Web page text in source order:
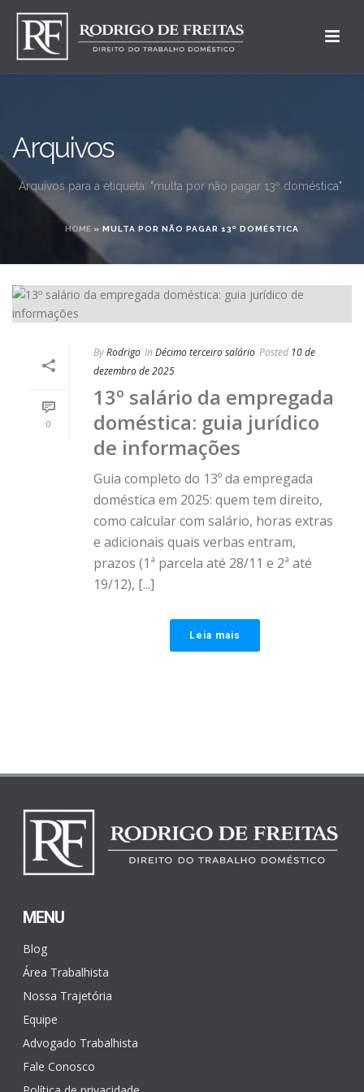
Arquivos
Arquivos para a etiqueta: "multa por não pagar 13º doméstica"
HOME » MULTA POR NÃO PAGAR 13º DOMÉSTICA
0
ByRodrigo In Décimo terceiro salário Posted 10 de
dezembro de 2025
13º salário da empregada
doméstica: guia jurídico
de informações
Guia completo do 13º da empregada
doméstica em 2025: quem tem direito,
como calcular com salário, horas extras
e adicionais quais verbas entram,
prazos (1ª parcela até 28/11 e 2ª até
19/12), [...]
Leia mais
MENU
Blog
Área Trabalhista
Nossa Trajetória
Equipe
Advogado Trabalhista
Fale Conosco